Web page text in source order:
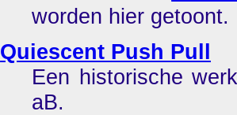
worden hier getoont.
Quiescent Push Pull
Een historische
aB.